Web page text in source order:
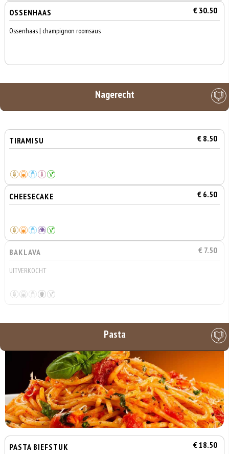
OSSENHAAS € 30.50
Ossenhaas | champignon roomsaus
Nagerecht
TIRAMISU € 8.50
CHEESECAKE € 6.50
BAKLAVA € 7.50
UITVERKOCHT
Pasta
PASTA BIEFSTUK € 18.50